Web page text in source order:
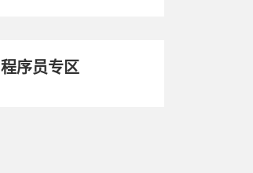
程序员专区